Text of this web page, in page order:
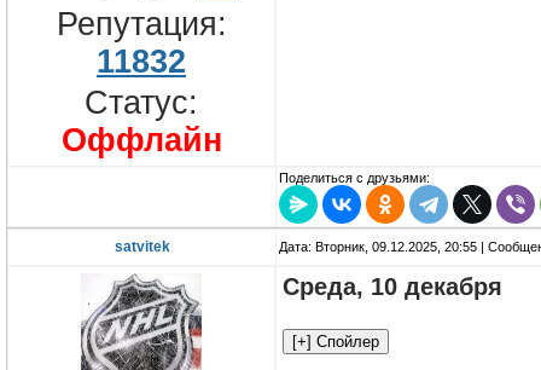
Репутация:
11832
Статус:
Оффлайн
Поделиться с друзьями:
satvitek Дата: Вторник, 09.12.2025, 20:55 |
Среда, 10 декабря